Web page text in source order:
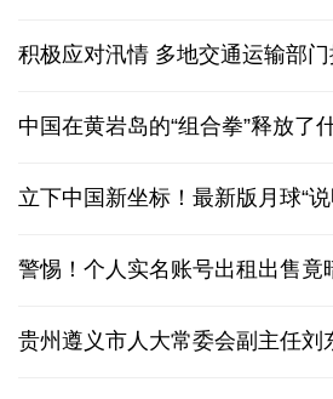
积极应对汛情 多地交通运输部
中国在黄岩岛的“组合拳”释放了
立下中国新坐标！最新版月球“
警惕！个人实名账号出租出售竟
贵州遵义市人大常委会副主任刘